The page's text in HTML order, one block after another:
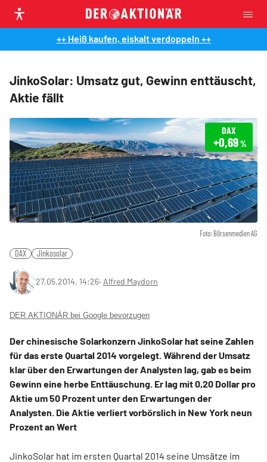
++ Heiß kaufen, eiskalt verdoppeln ++
JinkoSolar: Umsatz gut, Gewinn enttäuscht,
Aktie fällt
Foto: Börsenmedien AG
DAX
+0,69%
DAX Jinkosolar
27.05.2014, 14:26‧ Alfred Maydorn
DER AKTIONÄR bei Google bevorzugen
Der chinesische Solarkonzern JinkoSolar hat seine Zahlen
für das erste Quartal 2014 vorgelegt. Während der Umsatz
klar über den Erwartungen der Analysten lag, gab es beim
Gewinn eine herbe Enttäuschung. Er lag mit 0,20 Dollar pro
Aktie um 50 Prozent unter den Erwartungen der
Analysten. Die Aktie verliert vorbörslich in New York neun
Prozent an Wert
JinkoSolar hat im ersten Quartal 2014 seine Umsätze im